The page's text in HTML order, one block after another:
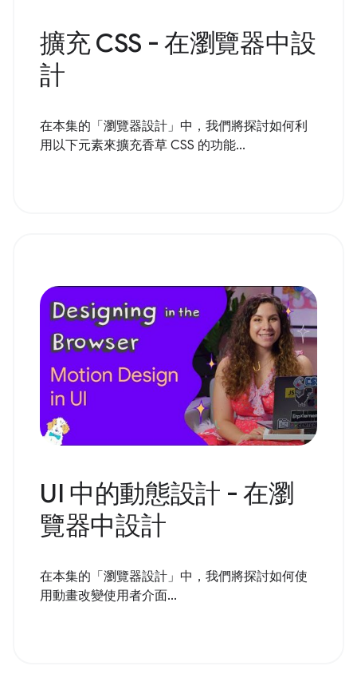
擴充 CSS - 在瀏覽器中設
計
在本集的「瀏覽器設計」中，我們將探討如何利
用以下元素來擴充香草 CSS 的功能...
UI 中的動態設計 - 在瀏
覽器中設計
在本集的「瀏覽器設計」中，我們將探討如何使
用動畫改變使用者介面...